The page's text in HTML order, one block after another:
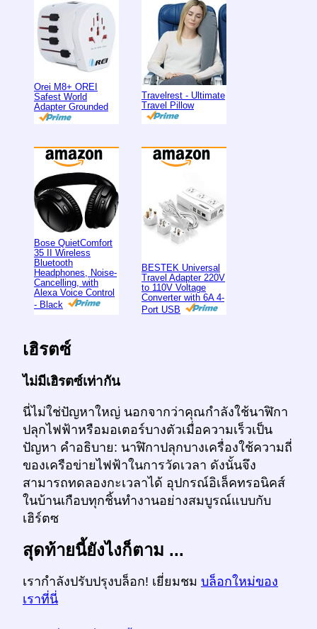
Orei M8+ OREI
Safest World
Adapter Grounded
Travelrest - Ultimate
Travel Pillow
Bose QuietComfort
35 II Wireless
Bluetooth
Headphones, Noise-
Cancelling, with
Alexa Voice Control
- Black
BESTEK Universal
Travel Adapter 220V
to 110V Voltage
Converter with 6A 4-
Port USB
เฮิรตซ์
ไม่มีเฮิรตซ์เท่ากัน
นี่ไม่ใช่ปัญหาใหญ่ นอกจากว่าคุณกำลังใช้นาฬิกา
ปลุกไฟฟ้าหรือมอเตอร์บางตัวเมื่อความเร็วเป็น
ปัญหา คำอธิบาย: นาฬิกาปลุกบางเครื่องใช้ความถี่
ของเครือข่ายไฟฟ้าในการวัดเวลา ดังนั้นจึง
สามารถทดลองกะเวลาได้ อุปกรณ์อิเล็คทรอนิคส์
ในบ้านเกือบทุกชิ้นทำงานอย่างสมบูรณ์แบบกับ
เฮิร์ตซ
สุดท้ายนี้ยังไงก็ตาม ...
เรากำลังปรับปรุงบล็อก! เยี่ยมชม บล็อกใหม่ของ
เราที่นี่